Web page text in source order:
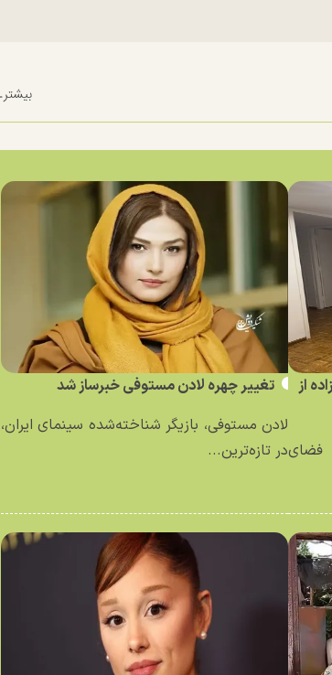
از
فضای
تغییر چهره لادن مستوفی خبرساز شد
لادن مستوفی، بازیگر شناخته‌شده سینمای ایران،
در تازه‌ترین...